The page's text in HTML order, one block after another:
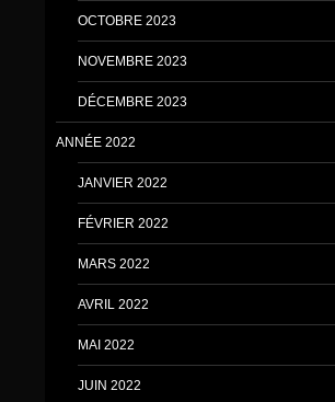
OCTOBRE 2023
NOVEMBRE 2023
DÉCEMBRE 2023
ANNÉE 2022
JANVIER 2022
FÉVRIER 2022
MARS 2022
AVRIL 2022
MAI 2022
JUIN 2022